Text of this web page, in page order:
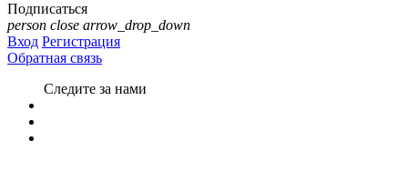
Подписаться
person close arrow_drop_down
Вход Регистрация
Обратная связь
Следите за нами